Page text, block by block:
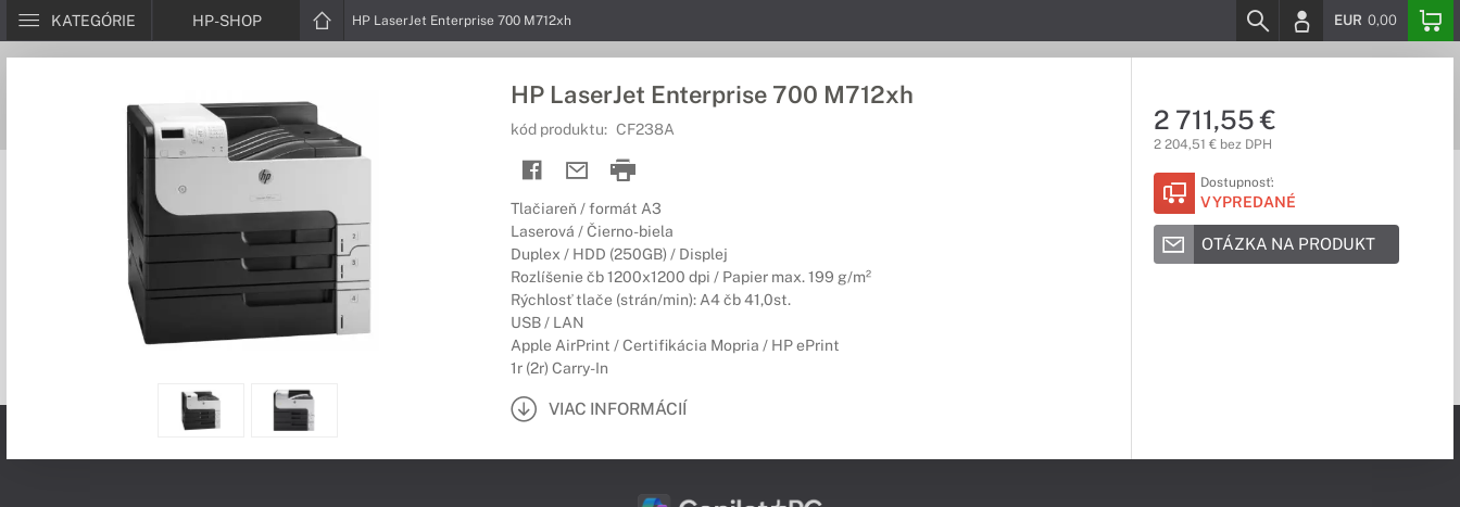
KATEGÓRIE HP-SHOP HP LaserJet Enterprise 700 M712xh EUR 0,00
HP LaserJet Enterprise 700 M712xh
kód produktu: CF238A
Tlačiareň / formát A3
Laserová / Čierno-biela
Duplex / HDD (250GB) / Displej
Rozlíšenie čb 1200x1200 dpi / Papier max. 199 g/m²
Rýchlosť tlače (strán/min): A4 čb 41,0st.
USB / LAN
Apple AirPrint / Certifikácia Mopria / HP ePrint
1r (2r) Carry-In
VIAC INFORMÁCIÍ
2 711,55 €
2 204,51 € bez DPH
Dostupnosť:
VYPREDANÉ
OTÁZKA NA PRODUKT